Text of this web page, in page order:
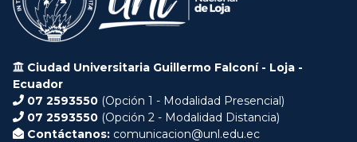
Ciudad Universitaria Guillermo Falconí - Loja -
Ecuador
07 2593550 (Opción 1 - Modalidad Presencial)
07 2593550 (Opción 2 - Modalidad Distancia)
Contáctanos: comunicacion@unl.edu.ec